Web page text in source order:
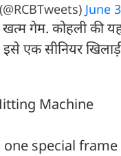
June
खत्म गेम. कोहली
सीनियर खिलाड़ी
Machine
special frame